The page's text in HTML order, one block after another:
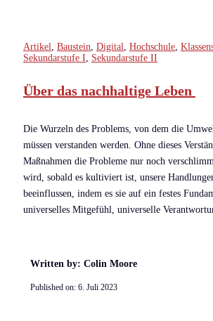
Artikel Baustein Digital Hochschule
Sekundarstufe I
Sekundarstufe II
Über das nachhaltige Leben
Die Wurzeln des Problems, von dem die
müssen verstanden werden. Ohne dieses
Maßnahmen die Probleme nur noch
wird, sobald es kultiviert ist, unsere
beeinflussen, indem es sie auf ein festes
universelles Mitgefühl, universelle
Written by: Colin Moore
Published on: 6. Juli 2023